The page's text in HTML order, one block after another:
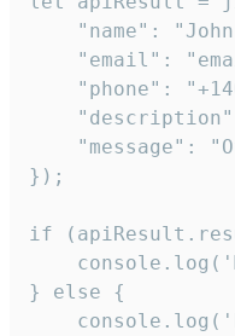
"name":
"email":
"phone":
"message":
});
if
} else {